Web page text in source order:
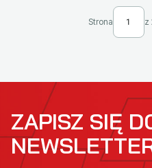
Strona z
ZAPISZ SIĘ